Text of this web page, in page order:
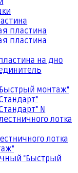
пластина
пластина
на дно
монтаж"
N
лотка
лотка
"Быстрый